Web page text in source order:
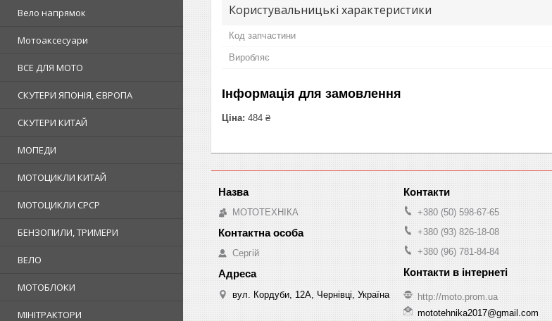
Вело напрямок
Мотоаксесуари
ВСЕ ДЛЯ МОТО
СКУТЕРИ ЯПОНІЯ, ЄВРОПА
СКУТЕРИ КИТАЙ
МОПЕДИ
МОТОЦИКЛИ КИТАЙ
МОТОЦИКЛИ СРСР
БЕНЗОПИЛИ, ТРИМЕРИ
ВЕЛО
МОТОБЛОКИ
МІНІТРАКТОРИ
Користувальницькі характеристики
Код запчастини
Виробляє
Інформація для замовлення
Ціна: 484 ₴
МОТОТЕХНІКА
Сергій
вул. Кордуби, 12А, Чернівці, Україна
+380 (50) 598-67-65
+380 (93) 826-18-08
+380 (96) 781-84-84
http://moto.prom.ua
mototehnika2017@gmail.com